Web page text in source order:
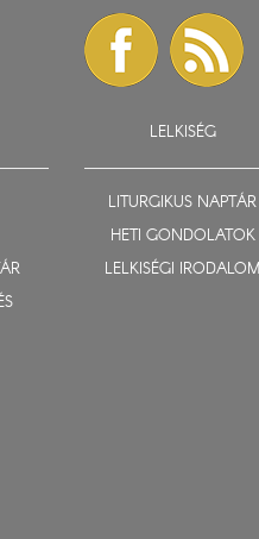
LELKISÉG
LITURGIKUS NAPTÁR
HETI GONDOLATOK
LELKISÉGI IRODALOM